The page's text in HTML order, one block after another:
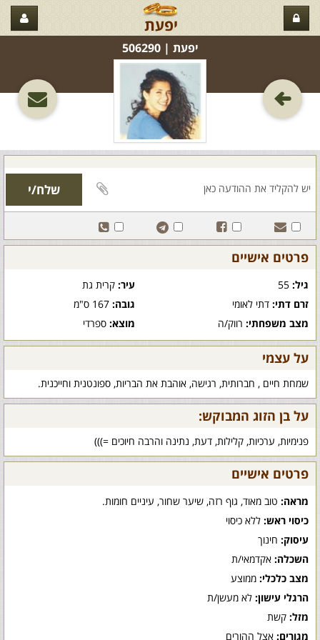
יפעת
יפעת‏ | 506290
פרטים אישיים
גיל: עיר:קרית גת
זרם דתי: דתי לאומי גובה:167 ס"מ
מצב משפחתי: רווק/ה מוצא:ספרדי
על עצמי
שמחת חיים , חברותית, רגישה, אוהבת את הבריות, ספונטנית וחייכנית.
על בן הזוג המבוקש:
פנימיות, ערכיות, קלילות, דעת, נתינה והרבה חיוכים =)))
פרטים אישיים
מראה: טוב מאוד, גוף רזה, שיער שחור, עיניים חומות.
כיסוי ראש: ללא כיסוי
עיסוק: חינוך
השכלה: אקדמאי/ת
מצב כלכלי: ממוצע
הרגלי עישון: לא מעשן/ת
מזל: קשת
מגורים: אצל ההורים